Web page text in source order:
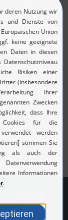
auf viel
von 6 Monaten
Zeiträume
Editionen